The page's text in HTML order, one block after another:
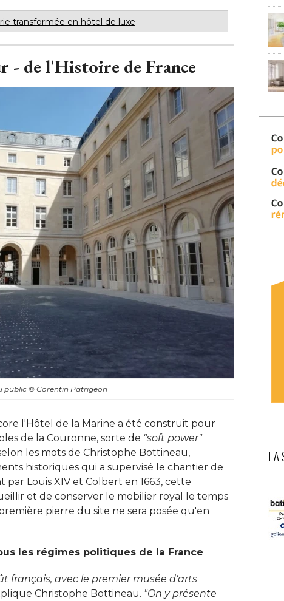
transformée en hôtel de luxe
- de l'Histoire de France
public© Corentin Patrigeon
l'Hôtel de la Marine a été construit pour
de la Couronne, sorte de "soft power"
les mots de Christophe Bottineau,
historiques qui a supervisé le chantier de
Louis XIV et Colbert en 1663, cette
et de conserver le mobilier royal le temps
pierre du site ne sera posée qu'en
les régimes politiques de la France
français, avec le premier musée d'arts
Christophe Bottineau. "On y présente
LA